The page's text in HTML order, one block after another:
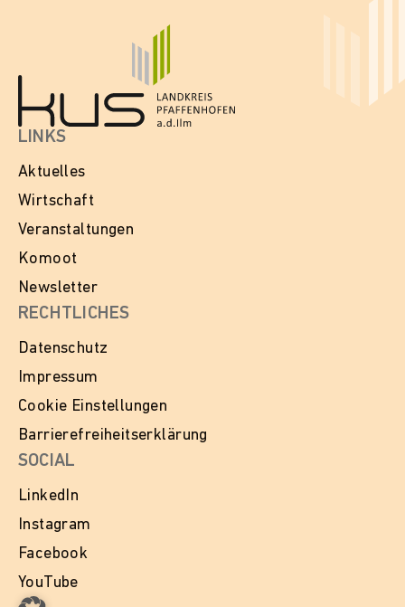
LINKS
Aktuelles
Wirtschaft
Veranstaltungen
Komoot
Newsletter
RECHTLICHES
Datenschutz
Impressum
Cookie Einstellungen
Barrierefreiheitserklärung
SOCIAL
LinkedIn
Instagram
Facebook
YouTube